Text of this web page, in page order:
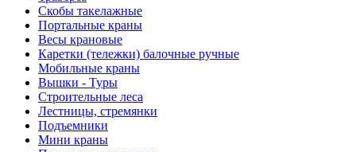
Скобы такелажные
Портальные краны
Весы крановые
Каретки (тележки) балочные ручные
Мобильные краны
Вышки - Туры
Строительные леса
Лестницы, стремянки
Подъемники
Мини краны